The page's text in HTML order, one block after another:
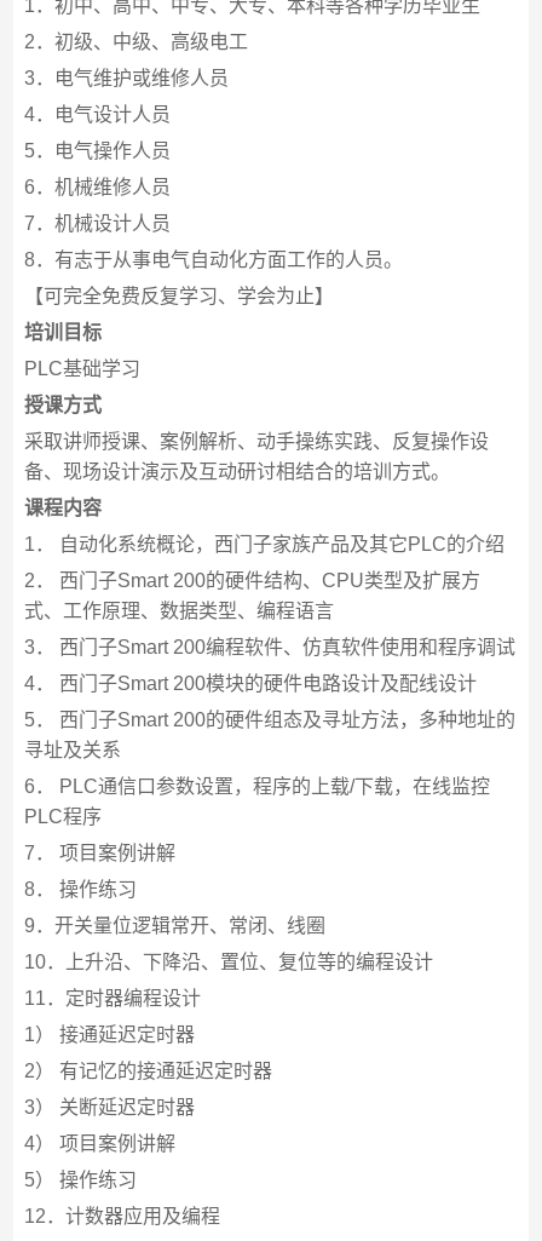
1．初中、高中、中专、大专、本科等各种学历毕业生
2．初级、中级、高级电工
3．电气维护或维修人员
4．电气设计人员
5．电气操作人员
6．机械维修人员
7．机械设计人员
8．有志于从事电气自动化方面工作的人员。
【可完全免费反复学习、学会为止】
培训目标
PLC基础学习
授课方式
采取讲师授课、案例解析、动手操练实践、反复操作设
备、现场设计演示及互动研讨相结合的培训方式。
课程内容
1． 自动化系统概论，西门子家族产品及其它PLC的介绍
2． 西门子Smart 200的硬件结构、CPU类型及扩展方
式、工作原理、数据类型、编程语言
3． 西门子Smart 200编程软件、仿真软件使用和程序调试
4． 西门子Smart 200模块的硬件电路设计及配线设计
5． 西门子Smart 200的硬件组态及寻址方法，多种地址的
寻址及关系
6． PLC通信口参数设置，程序的上载/下载，在线监控
PLC程序
7． 项目案例讲解
8． 操作练习
9．开关量位逻辑常开、常闭、线圈
10．上升沿、下降沿、置位、复位等的编程设计
11．定时器编程设计
1） 接通延迟定时器
2） 有记忆的接通延迟定时器
3） 关断延迟定时器
4） 项目案例讲解
5） 操作练习
12．计数器应用及编程